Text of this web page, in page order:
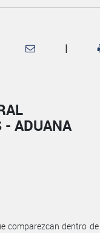
|
- ADUANA
comparezcan dentro